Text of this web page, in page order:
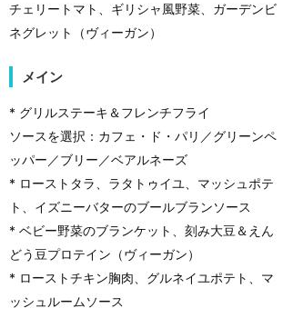
チェリートマト、ギリシャ風野菜、ガーデンビ
ネグレット（ヴィーガン）
メイン
* グリルステーキ＆フレンチフライ
ソースを選択：カフェ・ド・パリ／グリーンペ
ッパー／ブリー／ベアルネーズ
* ローストタラ、ラタトゥイユ、マッシュポテ
ト、イズニーバターのブールブランソース
* ベビー野菜のブランケット、刻み大豆＆えん
どう豆プロテイン（ヴィーガン）
* ローストチキン胸肉、グルネイユポテト、マ
ッシュルームソース